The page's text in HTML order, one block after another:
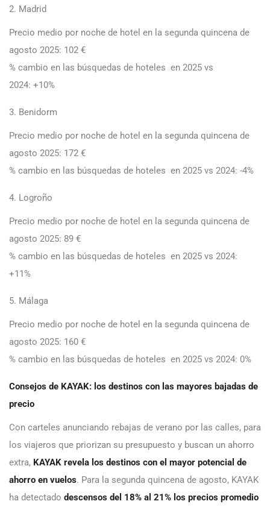
2. Madrid
Precio medio por noche de hotel en la segunda quincena de
agosto 2025: 102 €
% cambio en las búsquedas de hoteles en 2025 vs
2024: +10%
3. Benidorm
Precio medio por noche de hotel en la segunda quincena de
agosto 2025: 172 €
% cambio en las búsquedas de hoteles en 2025 vs 2024: -4%
4. Logroño
Precio medio por noche de hotel en la segunda quincena de
agosto 2025: 89 €
% cambio en las búsquedas de hoteles en 2025 vs 2024:
+11%
5. Málaga
Precio medio por noche de hotel en la segunda quincena de
agosto 2025: 160 €
% cambio en las búsquedas de hoteles en 2025 vs 2024: 0%
Consejos de KAYAK: los destinos con las mayores bajadas de
precio
Con carteles anunciando rebajas de verano por las calles, para
los viajeros que priorizan su presupuesto y buscan un ahorro
extra, KAYAK revela los destinos con el mayor potencial de
ahorro en vuelos. Para la segunda quincena de agosto, KAYAK
ha detectado descensos del 18% al 21% los precios promedio